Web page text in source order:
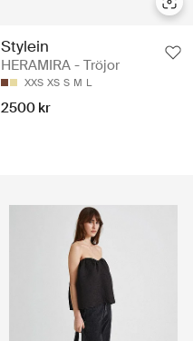
Stylein
HERAMIRA - Tröjor
XXS XS S M L
2500 kr